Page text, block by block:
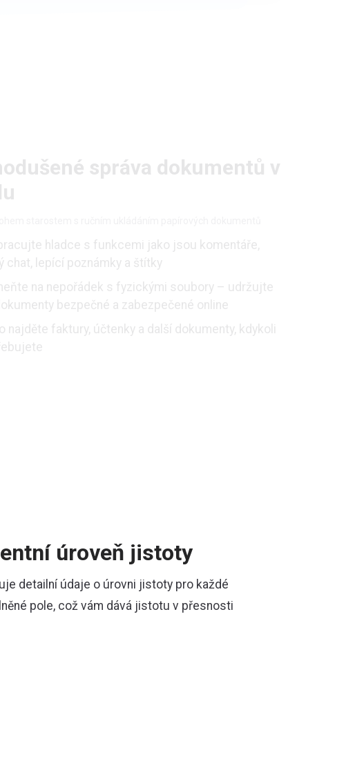
správa dokumentů v
hladce s funkcemi jako jsou komentáře,
chat, lepící poznámky a štítky
na nepořádek s fyzickými soubory – udržujte
bezpečné a zabezpečené online
najděte faktury, účtenky a další dokumenty, kdykoli
úroveň jistoty
detailní údaje o úrovni jistoty pro každé
pole, což vám dává jistotu v přesnosti